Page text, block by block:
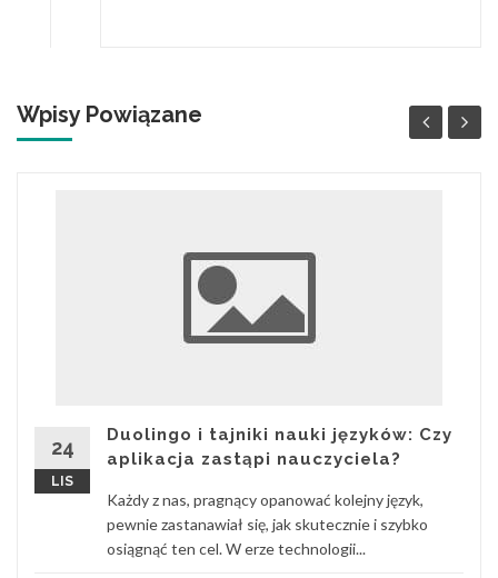
Wpisy Powiązane
24
LIS
Duolingo i tajniki nauki języków: Czy
aplikacja zastąpi nauczyciela?
Każdy z nas, pragnący opanować kolejny język,
pewnie zastanawiał się, jak skutecznie i szybko
osiągnąć ten cel. W erze technologii...